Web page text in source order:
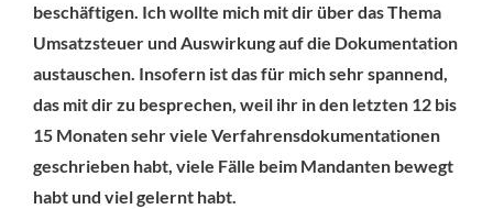
beschäftigen. Ich wollte mich mit dir über das Thema
Umsatzsteuer und Auswirkung auf die Dokumentation
austauschen. Insofern ist das für mich sehr spannend,
das mit dir zu besprechen, weil ihr in den letzten 12 bis
15 Monaten sehr viele Verfahrensdokumentationen
geschrieben habt, viele Fälle beim Mandanten bewegt
habt und viel gelernt habt.